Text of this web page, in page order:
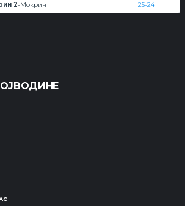
2-Мокрин 25-24